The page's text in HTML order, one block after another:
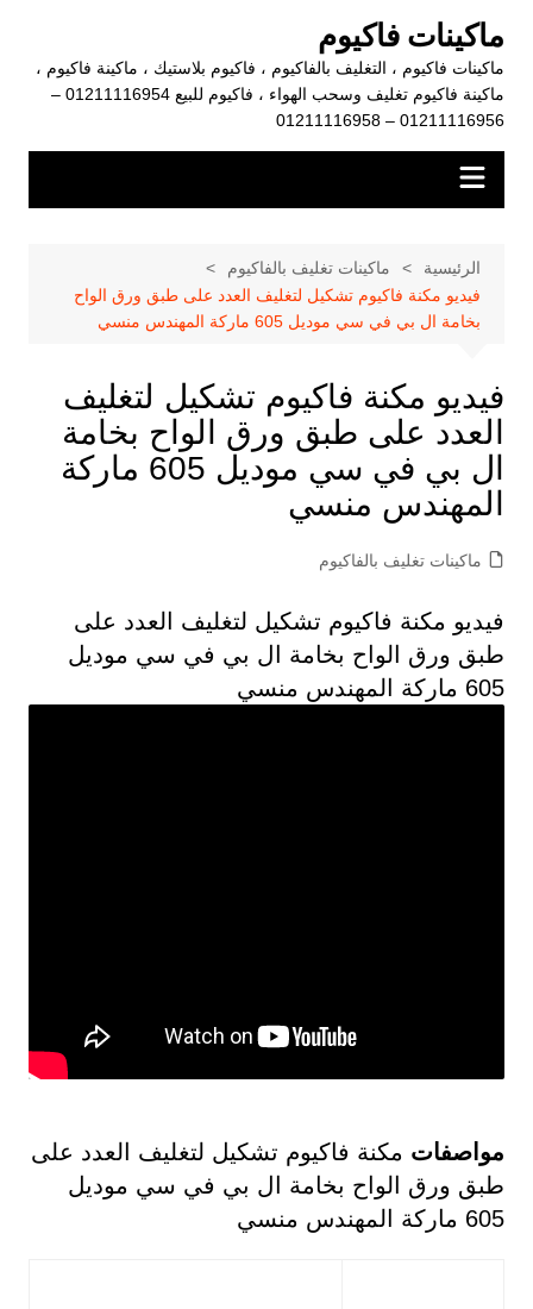
المحتوى
ماكينات فاكيوم
ماكينات فاكيوم ، التغليف بالفاكيوم ، فاكيوم بلاستيك ، ماكينة فاكيوم ،
ماكينة فاكيوم تغليف وسحب الهواء ، فاكيوم للبيع 01211116954 –
01211116956 – 01211116958
الرئيسية
ماكينات تغليف بالفاكيوم
فيديو مكنة فاكيوم تشكيل لتغليف العدد على طبق ورق الواح
بخامة ال بي في سي موديل 605 ماركة المهندس منسي
فيديو مكنة فاكيوم تشكيل لتغليف
العدد على طبق ورق الواح بخامة
ال بي في سي موديل 605 ماركة
المهندس منسي
ماكينات تغليف بالفاكيوم
فيديو مكنة فاكيوم تشكيل لتغليف العدد على
طبق ورق الواح بخامة ال بي في سي موديل
605 ماركة المهندس منسي
مواصفات مكنة فاكيوم تشكيل لتغليف العدد على
طبق ورق الواح بخامة ال بي في سي موديل
605 ماركة المهندس منسي